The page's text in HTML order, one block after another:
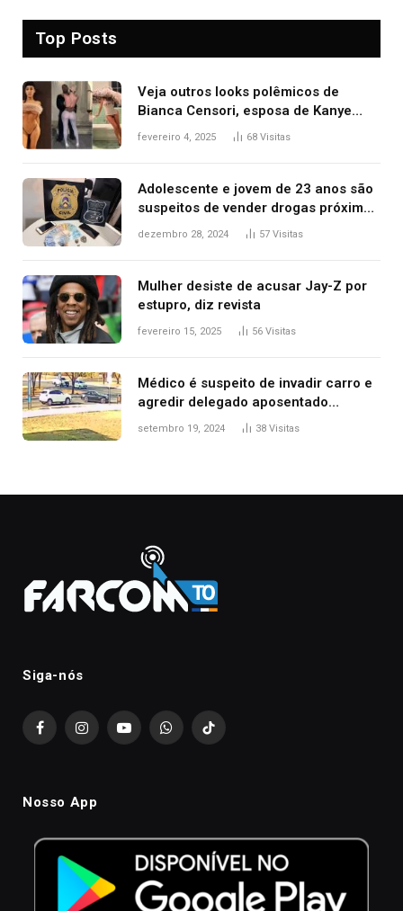
Top Posts
Veja outros looks polêmicos de
Bianca Censori, esposa de Kanye
West que apareceu nua no Grammy
fevereiro 4, 2025 68 Visitas
Adolescente e jovem de 23 anos são
suspeitos de vender drogas próximo
de delegacia e escola, diz polícia
dezembro 28, 2024 57 Visitas
Mulher desiste de acusar Jay-Z por
estupro, diz revista
fevereiro 15, 2025 56 Visitas
Médico é suspeito de invadir carro e
agredir delegado aposentado
durante confusão no trânsito
setembro 19, 2024 38 Visitas
Siga-nós
FacebookInstagramYouTubeWhatsAppTikTok
Nosso App